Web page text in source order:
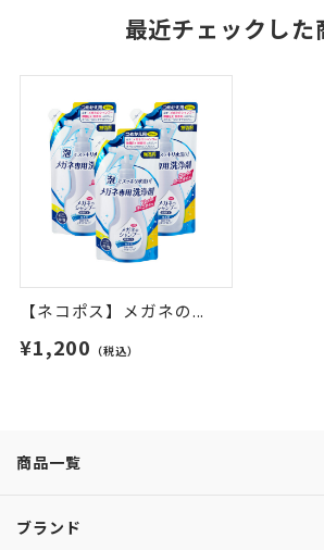
最近チェックした
【ネコポス】メガネの...
¥1,200 （税込）
商品一覧
ブランド